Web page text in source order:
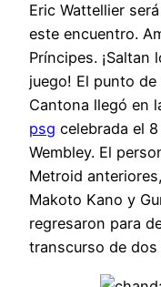
Eric Wattellier
este encuentro.
Príncipes.
juego! El punto
Cantona llegó en
psg celebrada el
Wembley. El
Metroid
Makoto Kano y
regresaron para
transcurso de dos